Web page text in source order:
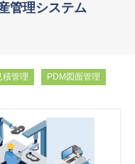
管理システム
積管理 PDM図面管理